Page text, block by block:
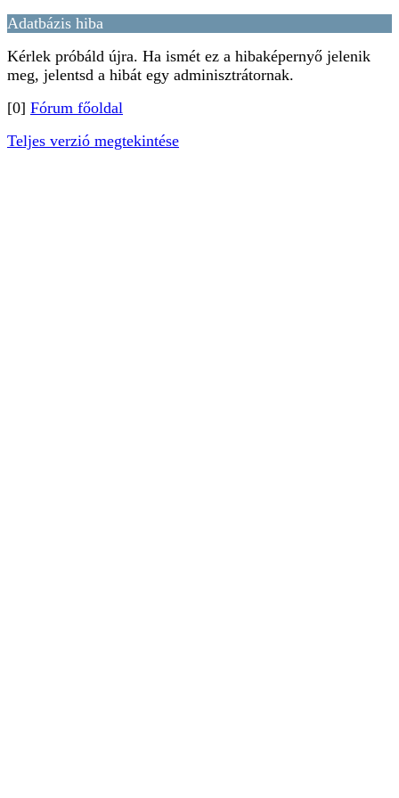
Adatbázis hiba
Kérlek próbáld újra. Ha ismét ez a hibaképernyő jelenik
meg, jelentsd a hibát egy adminisztrátornak.
[0] Fórum főoldal
Teljes verzió megtekintése